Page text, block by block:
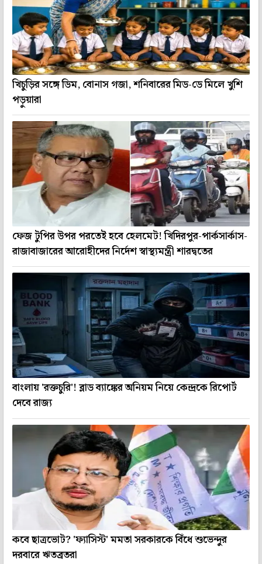
খিচুড়ির সঙ্গে ডিম, বোনাস গজা, শনিবারের মিড-ডে মিলে খুশি
পড়ুয়ারা
ফেজ টুপির উপর পরতেই হবে হেলমেট! খিদিরপুর-পার্কসার্কাস-
রাজাবাজারের আরোহীদের নির্দেশ স্বাস্থ্যমন্ত্রী শারদ্বতের
বাংলায় 'রক্তচুরি'! ব্লাড ব্যাঙ্কের অনিয়ম নিয়ে কেন্দ্রকে রিপোর্ট
দেবে রাজ্য
কবে ছাত্রভোট? 'ফ্যাসিস্ট' মমতা সরকারকে বিঁধে শুভেন্দুর
দরবারে ঋতব্রতরা